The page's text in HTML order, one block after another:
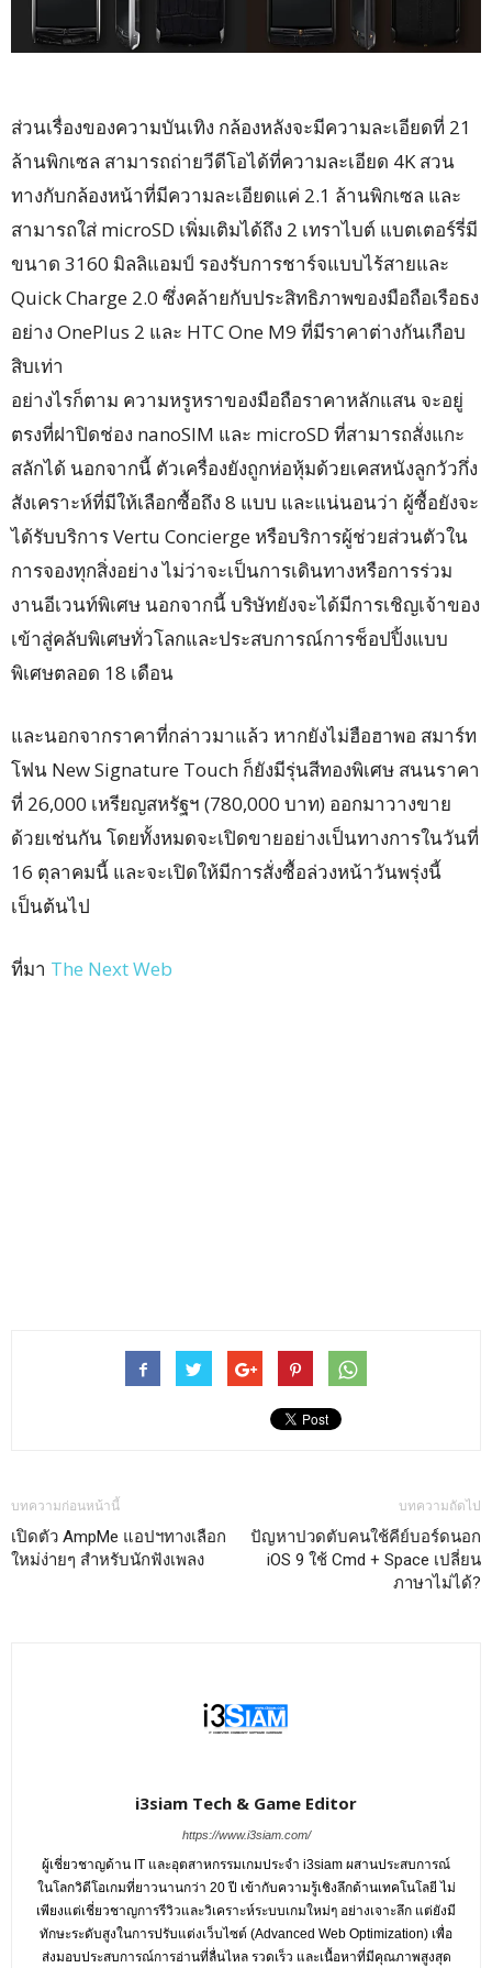
ส่วนเรื่องของความบันเทิง กล้องหลังจะมีความละเอียดที่ 21
ล้านพิกเซล สามารถถ่ายวีดีโอได้ที่ความละเอียด 4K สวน
ทางกับกล้องหน้าที่มีความละเอียดแค่ 2.1 ล้านพิกเซล และ
สามารถใส่ microSD เพิ่มเติมได้ถึง 2 เทราไบต์ แบตเตอร์รี่มี
ขนาด 3160 มิลลิแอมป์ รองรับการชาร์จแบบไร้สายและ
Quick Charge 2.0 ซึ่งคล้ายกับประสิทธิภาพของมือถือเรือธง
อย่าง OnePlus 2 และ HTC One M9 ที่มีราคาต่างกันเกือบ
สิบเท่า
อย่างไรก็ตาม ความหรูหราของมือถือราคาหลักแสน จะอยู่
ตรงที่ฝาปิดช่อง nanoSIM และ microSD ที่สามารถสั่งแกะ
สลักได้ นอกจากนี้ ตัวเครื่องยังถูกห่อหุ้มด้วยเคสหนังลูกวัวกึ่ง
สังเคราะห์ที่มีให้เลือกซื้อถึง 8 แบบ และแน่นอนว่า ผู้ซื้อยังจะ
ได้รับบริการ Vertu Concierge หรือบริการผู้ช่วยส่วนตัวใน
การจองทุกสิ่งอย่าง ไม่ว่าจะเป็นการเดินทางหรือการร่วม
งานอีเวนท์พิเศษ นอกจากนี้ บริษัทยังจะได้มีการเชิญเจ้าของ
เข้าสู่คลับพิเศษทั่วโลกและประสบการณ์การช็อปปิ้งแบบ
พิเศษตลอด 18 เดือน
และนอกจากราคาที่กล่าวมาแล้ว หากยังไม่ฮือฮาพอ สมาร์ท
โฟน New Signature Touch ก็ยังมีรุ่นสีทองพิเศษ สนนราคา
ที่ 26,000 เหรียญสหรัฐฯ (780,000 บาท) ออกมาวางขาย
ด้วยเช่นกัน โดยทั้งหมดจะเปิดขายอย่างเป็นทางการในวันที่
16 ตุลาคมนี้ และจะเปิดให้มีการสั่งซื้อล่วงหน้าวันพรุ่งนี้
เป็นต้นไป
ที่มา The Next Web
บทความก่อนหน้านี้
เปิดตัว AmpMe แอปฯทางเลือก
ใหม่ง่ายๆ สำหรับนักฟังเพลง
บทความถัดไป
ปัญหาปวดตับคนใช้คีย์บอร์ดนอก
iOS 9 ใช้ Cmd + Space เปลี่ยน
ภาษาไม่ได้?
i3siam Tech & Game Editor
https://www.i3siam.com/
ผู้เชี่ยวชาญด้าน IT และอุตสาหกรรมเกมประจำ i3siam ผสานประสบการณ์
ในโลกวิดีโอเกมที่ยาวนานกว่า 20 ปี เข้ากับความรู้เชิงลึกด้านเทคโนโลยี ไม่
เพียงแต่เชี่ยวชาญการรีวิวและวิเคราะห์ระบบเกมใหม่ๆ อย่างเจาะลึก แต่ยังมี
ทักษะระดับสูงในการปรับแต่งเว็บไซต์ (Advanced Web Optimization) เพื่อ
ส่งมอบประสบการณ์การอ่านที่ลื่นไหล รวดเร็ว และเนื้อหาที่มีคุณภาพสูงสุด